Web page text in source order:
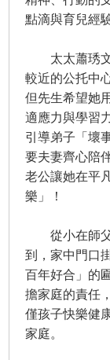
點滴與育兒經
太太蕭琇文
較近的公托中
但先生希望她
適應力與學習
引導弟子「壞
要夫妻齊心陪
老公讓她在平
樂」！
從小在師父
到，家中門口
百年好合」的
擔家庭的責任
僅孩子快樂健
家庭。